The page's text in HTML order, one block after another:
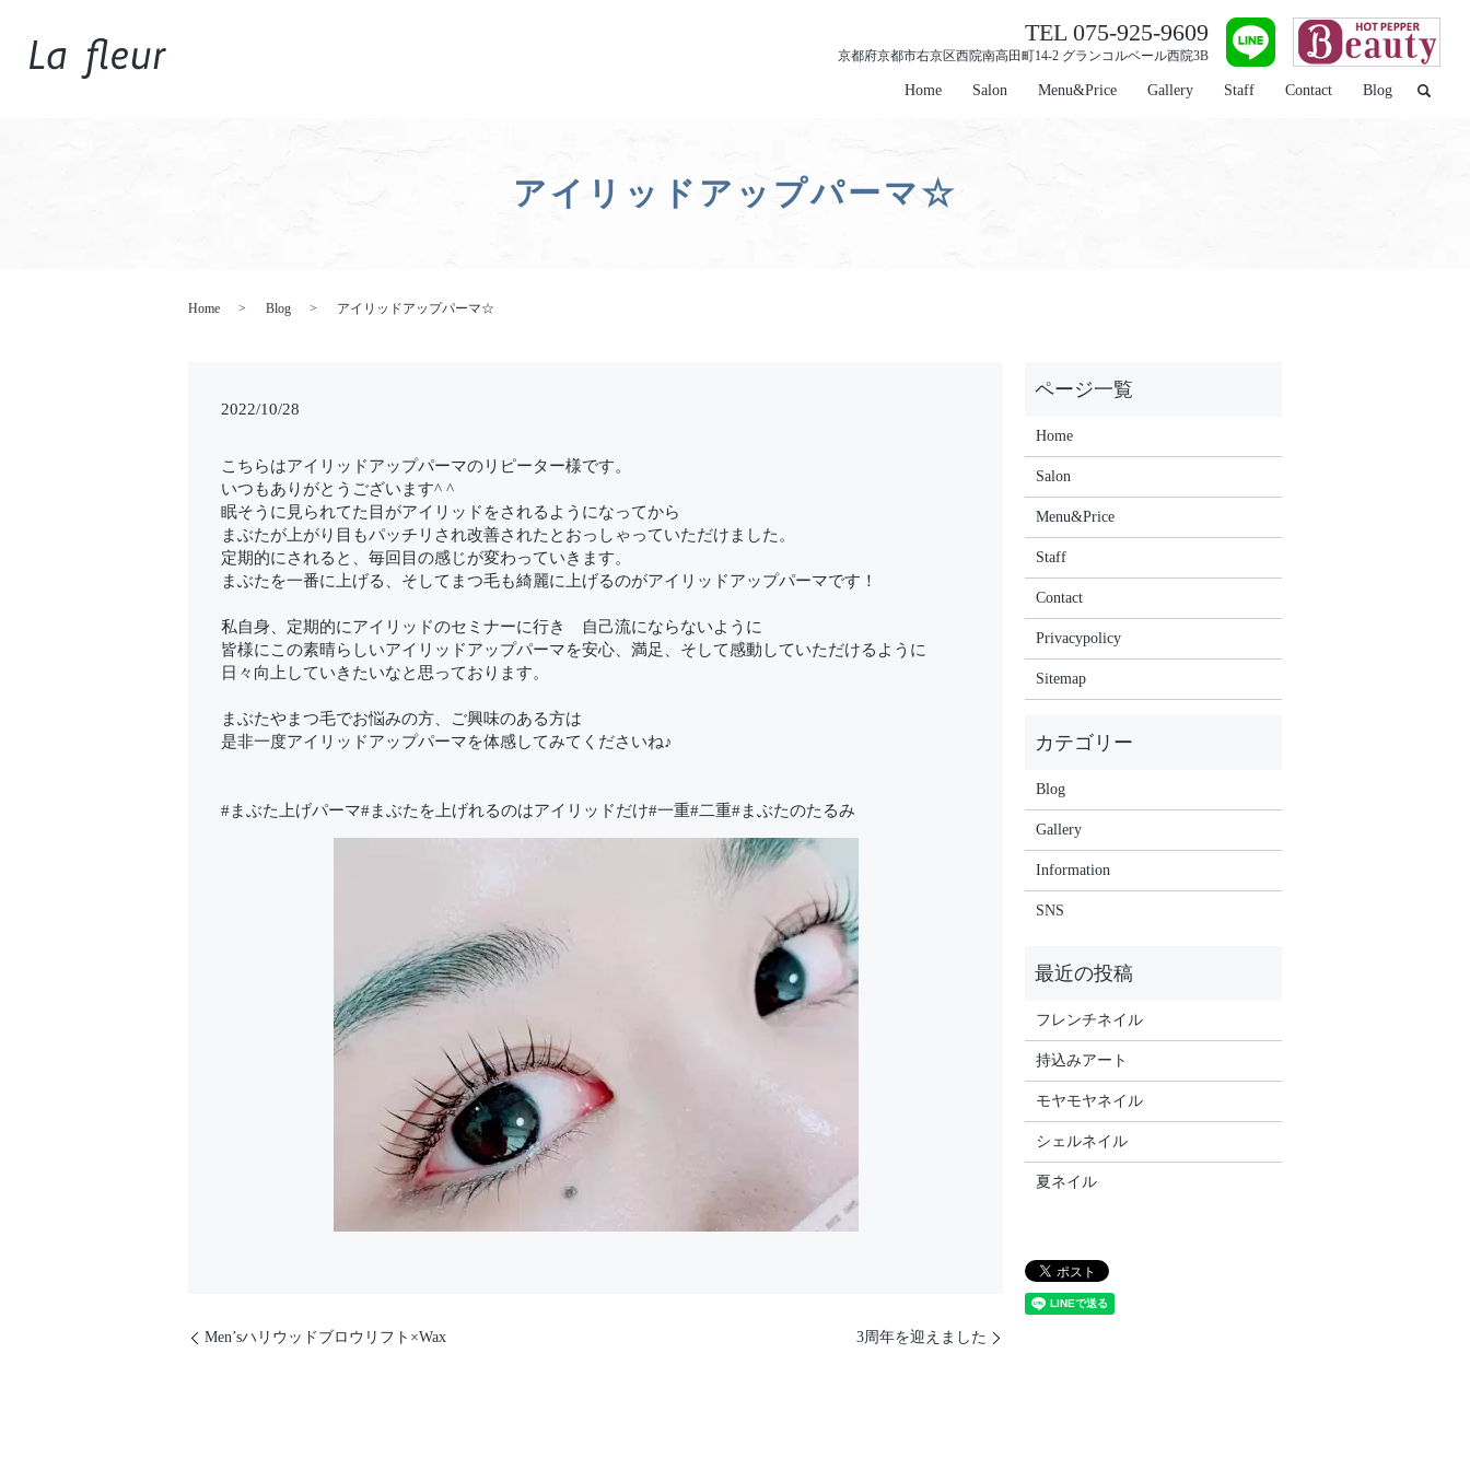
Home Salon Menu&Price Gallery Staff Contact Blog
TEL 075-925-9609
京都府京都市右京区西院南高田町14-2 グランコルベール西院3B
アイリッドアップパーマ☆
Home Blog アイリッドアップパーマ☆
2022/10/28
こちらはアイリッドアップパーマのリピーター様です。
いつもありがとうございます^ ^
眠そうに見られてた目がアイリッドをされるようになってから
まぶたが上がり目もパッチリされ改善されたとおっしゃっていただけました。
定期的にされると、毎回目の感じが変わっていきます。
まぶたを一番に上げる、そしてまつ毛も綺麗に上げるのがアイリッドアップパーマです！
私自身、定期的にアイリッドのセミナーに行き 自己流にならないように
皆様にこの素晴らしいアイリッドアップパーマを安心、満足、そして感動していただけるように
日々向上していきたいなと思っております。
まぶたやまつ毛でお悩みの方、ご興味のある方は
是非一度アイリッドアップパーマを体感してみてくださいね♪
#まぶた上げパーマ#まぶたを上げれるのはアイリッドだけ#一重#二重#まぶたのたるみ
Men’sハリウッドブロウリフト×Wax 3周年を迎えました
Home
Salon
Menu&Price
Staff
Contact
Privacypolicy
Sitemap
Blog
Gallery
Information
SNS
フレンチネイル
持込みアート
モヤモヤネイル
シェルネイル
夏ネイル